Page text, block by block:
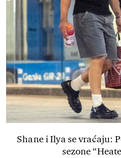
Shane i Ilya se vraćaju:
sezone